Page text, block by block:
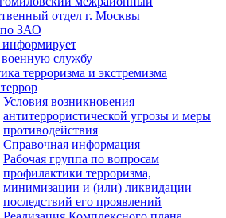
отдел г. Москвы
ЗАО
службу
терроризма и экстремизма
Условия возникновения
антитеррористической угрозы и меры
противодействия
Справочная информация
Рабочая группа по вопросам
профилактики терроризма,
минимизации и (или) ликвидации
последствий его проявлений